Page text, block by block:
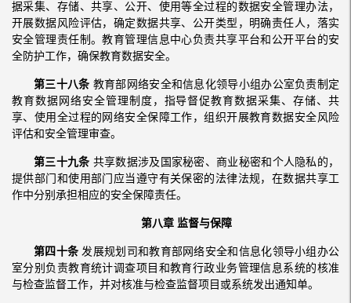
据采集、存储、共享、公开、使用等全过程的数据安全管理办法，
开展数据风险评估，确定数据共享、公开类型，明确责任人，落实
安全管理责任制。教育管理信息中心负责共享平台和公开平台的安
全防护工作，确保教育数据安全。
第三十八条 教育部网络安全和信息化领导小组办公室负责制定
教育数据网络安全管理制度，指导督促教育数据采集、存储、共
享、使用全过程的网络安全保障工作，组织开展教育数据安全风险
评估和安全管理审查。
第三十九条 共享数据涉及国家秘密、商业秘密和个人隐私的，
提供部门和使用部门应当遵守有关保密的法律法规，在数据共享工
作中分别承担相应的安全保障责任。
第八章 监督与保障
第四十条 发展规划司和教育部网络安全和信息化领导小组办公
室分别负责教育统计调查项目和教育行政业务管理信息系统的核准
与检查监督工作，并对核准与检查监督项目或系统发出通知单。